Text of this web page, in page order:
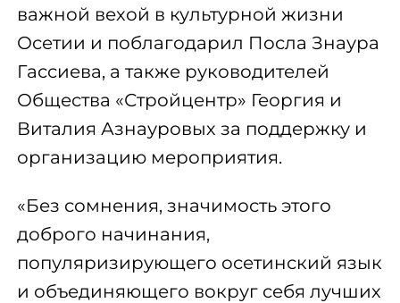
важной вехой в культурной жизни
Осетии и поблагодарил Посла Знаура
Гассиева, а также руководителей
Общества «Стройцентр» Георгия и
Виталия Азнауровых за поддержку и
организацию мероприятия.
«Без сомнения, значимость этого
доброго начинания,
популяризирующего осетинский язык
и объединяющего вокруг себя лучших